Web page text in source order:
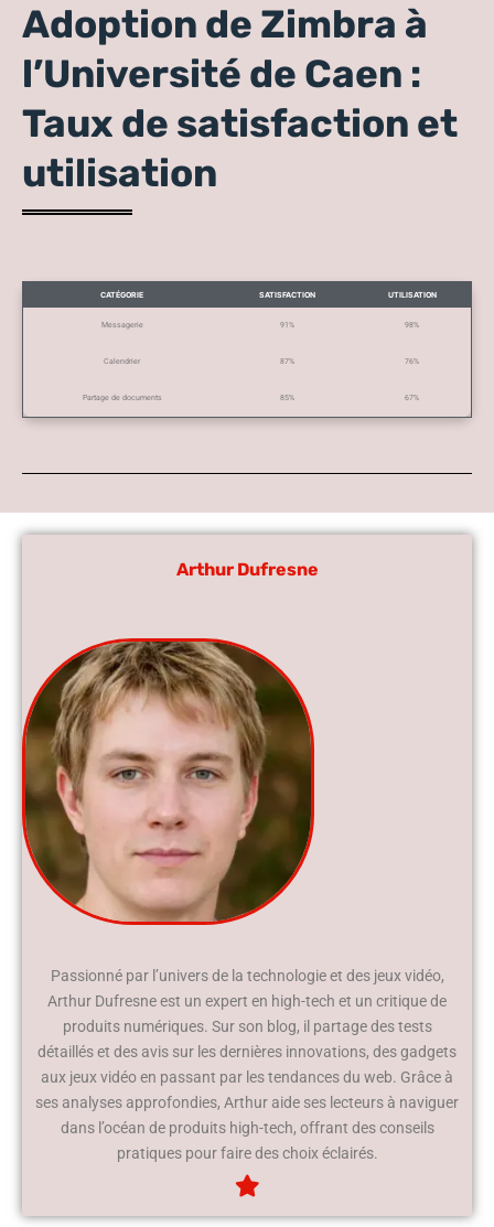
Adoption de Zimbra à
l’Université de Caen :
Taux de satisfaction et
utilisation
CATÉGORIE SATISFACTION UTILISATION
Messagerie 91% 98%
Calendrier 87% 76%
Partage de documents 85% 67%
Arthur Dufresne
Passionné par l’univers de la technologie et des jeux vidéo,
Arthur Dufresne est un expert en high-tech et un critique de
produits numériques. Sur son blog, il partage des tests
détaillés et des avis sur les dernières innovations, des gadgets
aux jeux vidéo en passant par les tendances du web. Grâce à
ses analyses approfondies, Arthur aide ses lecteurs à naviguer
dans l’océan de produits high-tech, offrant des conseils
pratiques pour faire des choix éclairés.